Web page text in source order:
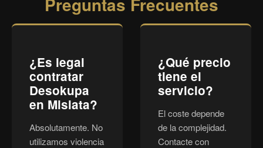
¿Es legal
contratar
Desokupa
en Mislata?
Absolutamente. No
utilizamos violencia
¿Qué precio
tiene el
servicio?
El coste depende
de la complejidad.
Contacte con